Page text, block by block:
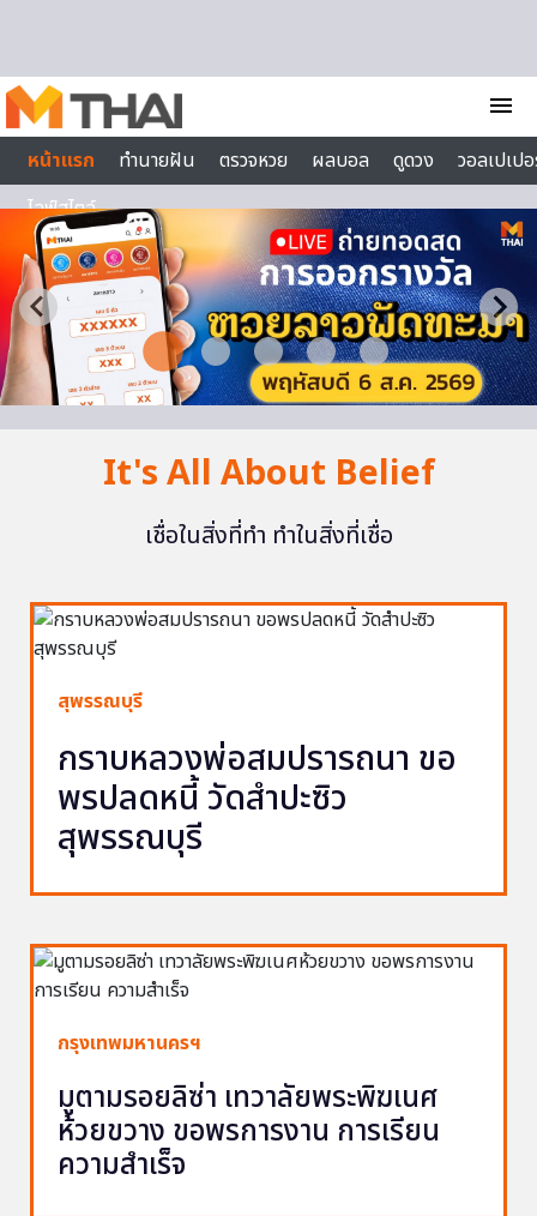
menu
หน้าแรก
ทำนายฝัน ตรวจหวย ผลบอล ดูดวง
วอลเปเป
ไลฟ์สไตล์
It's All About Belief
เชื่อในสิ่งที่ทำ ทำในสิ่งที่เชื่อ
สุพรรณบุรี
กราบหลวงพ่อสมปรารถนา ขอ
พรปลดหนี้ วัดสำปะซิว
สุพรรณบุรี
กรุงเทพมหานครฯ
มูตามรอยลิซ่า เทวาลัยพระพิฆเนศ
ห้วยขวาง ขอพรการงาน การเรียน
ความสำเร็จ